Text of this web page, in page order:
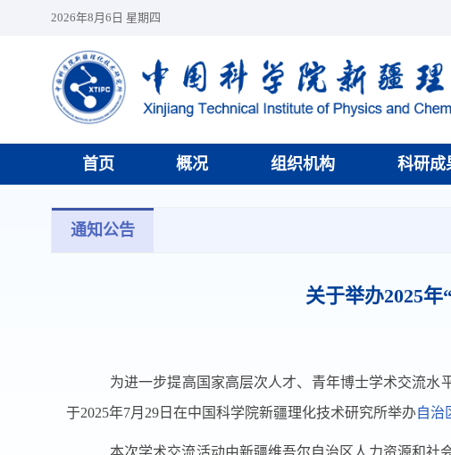
2026年8月6日 星期四
首页 概况 组织机构 科研成
通知公告
关于举办2025
为进一步提高国家高层次人才、青年博士学术交流水
于2025年7月 29 日在中国科学院新疆理化技术研究所举办自治
本次学术交流活动由新疆维吾尔自治区人力资源和社